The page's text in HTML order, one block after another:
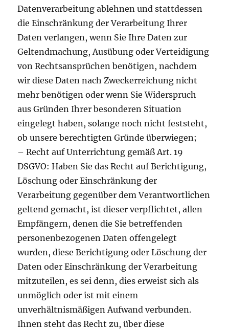
Datenverarbeitung ablehnen und stattdessen
die Einschränkung der Verarbeitung Ihrer
Daten verlangen, wenn Sie Ihre Daten zur
Geltendmachung, Ausübung oder Verteidigung
von Rechtsansprüchen benötigen, nachdem
wir diese Daten nach Zweckerreichung nicht
mehr benötigen oder wenn Sie Widerspruch
aus Gründen Ihrer besonderen Situation
eingelegt haben, solange noch nicht feststeht,
ob unsere berechtigten Gründe überwiegen;
– Recht auf Unterrichtung gemäß Art. 19
DSGVO: Haben Sie das Recht auf Berichtigung,
Löschung oder Einschränkung der
Verarbeitung gegenüber dem Verantwortlichen
geltend gemacht, ist dieser verpflichtet, allen
Empfängern, denen die Sie betreffenden
personenbezogenen Daten offengelegt
wurden, diese Berichtigung oder Löschung der
Daten oder Einschränkung der Verarbeitung
mitzuteilen, es sei denn, dies erweist sich als
unmöglich oder ist mit einem
unverhältnismäßigen Aufwand verbunden.
Ihnen steht das Recht zu, über diese